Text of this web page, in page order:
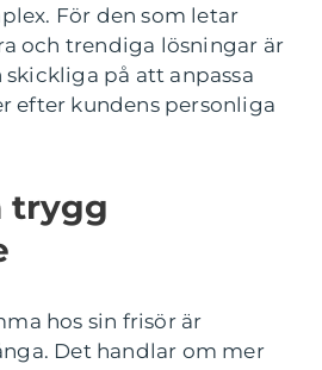
För den som letar
och trendiga lösningar är
skickliga på att anpassa
efter kundens personliga
trygg
hos sin frisör är
Det handlar om mer